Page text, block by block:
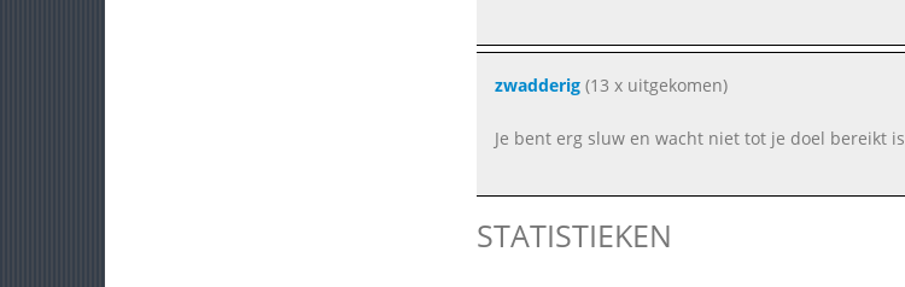
zwadderig(13 x uitgekomen)
Je bent erg sluw en wacht niet tot je doel bereikt is
STATISTIEKEN